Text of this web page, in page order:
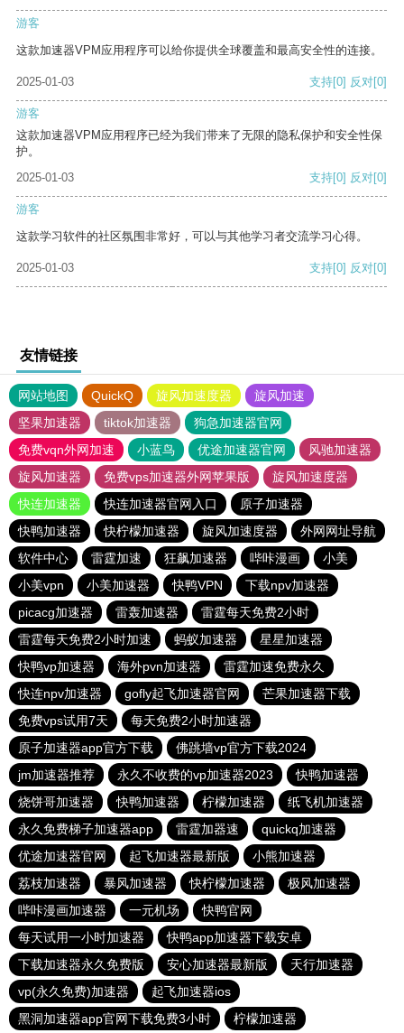
游客
这款加速器VPM应用程序可以给你提供全球覆盖和最高安全性的连接。
2025-01-03 支持[0] 反对[0]
游客
这款加速器VPM应用程序已经为我们带来了无限的隐私保护和安全性保
护。
2025-01-03
支持[0] 反对[0]
游客
这款学习软件的社区氛围非常好，可以与其他学习者交流学习心得。
2025-01-03 支持[0] 反对[0]
友情链接
网站地图 QuickQ 旋风加速度器
旋风加速
坚果加速器
tiktok加速器
狗急加速器官网
免费vqn外网加速
小蓝鸟 优途加速器官网
风驰加速器
旋风加速器
免费vps加速器外网苹果版
旋风加速度器
快连加速器
快连加速器官网入口
原子加速器
快鸭加速器
快柠檬加速器 旋风加速度器
外网网址导航
软件中心
雷霆加速 狂飙加速器 哔咔漫画
小美
小美vpn
小美加速器 快鸭VPN
下载npv加速器
picacg加速器
雷轰加速器
雷霆每天免费2小时
雷霆每天免费2小时加速
蚂蚁加速器
星星加速器
快鸭vp加速器
海外pvn加速器
雷霆加速免费永久
快连npv加速器
gofly起飞加速器官网
芒果加速器下载
免费vps试用7天
每天免费2小时加速器
原子加速器app官方下载
佛跳墙vp官方下载2024
jm加速器推荐
永久不收费的vp加速器2023
快鸭加速器
烧饼哥加速器
快鸭加速器 柠檬加速器
纸飞机加速器
永久免费梯子加速器app
雷霆加器速
quickq加速器
优途加速器官网
起飞加速器最新版
小熊加速器
荔枝加速器
暴风加速器 快柠檬加速器
极风加速器
哔咔漫画加速器
一元机场
快鸭官网
每天试用一小时加速器
快鸭app加速器下载安卓
下载加速器永久免费版
安心加速器最新版
天行加速器
vp(永久免费)加速器
起飞加速器ios
黑洞加速器app官网下载免费3小时
柠檬加速器